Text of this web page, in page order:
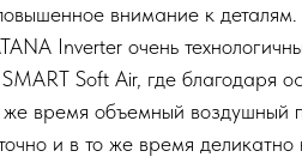
внимание к
Inverter очень
Soft Air, где благодаря
же время объемный воздушный
и в то же время